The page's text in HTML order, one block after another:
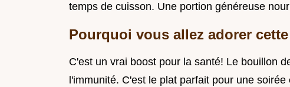
temps de cuisson. Une portion généreuse
Pourquoi vous allez adorer
C'est un vrai boost pour la santé! Le bouillon
l'immunité. C'est le plat parfait pour une